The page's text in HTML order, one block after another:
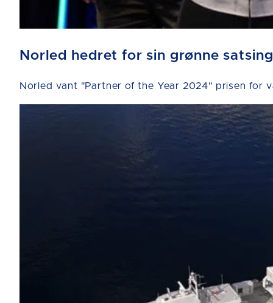
Norled hedret for sin grønne satsing
Norled vant "Partner of the Year 2024" prisen for